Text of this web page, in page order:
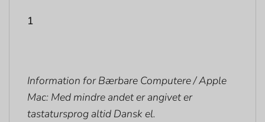
1
Information for Bærbare Computere / Apple
Mac: Med mindre andet er angivet er
tastatursprog altid Dansk el.